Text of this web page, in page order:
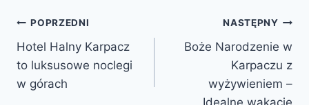
Nawigacja
wpisu
POPRZEDNI
Hotel Halny Karpacz
to luksusowe noclegi
w górach
NASTĘPNY
Boże Narodzenie w
Karpaczu z
wyżywieniem –
Idealne wakacje